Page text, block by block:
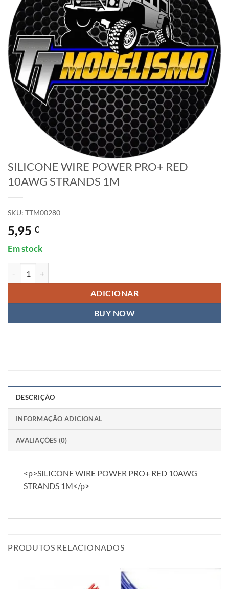
SILICONE WIRE POWER PRO+ RED
10AWG STRANDS 1M
SKU: TTM00280
5,95 €
Em stock
ADICIONAR
BUY NOW
DESCRIÇÃO
INFORMAÇÃO ADICIONAL
AVALIAÇÕES (0)
<p>SILICONE WIRE POWER PRO+ RED 10AWG
STRANDS 1M</p>
PRODUTOS RELACIONADOS